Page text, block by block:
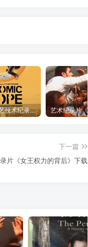
自然，工艺技术纪录片《原子能的希望 Atomic Hope – Inside the Pro-Nuclear Movement》下载
下一篇
片《女王权力的背后》下载